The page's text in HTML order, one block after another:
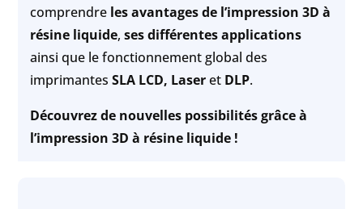
comprendre les avantages de l’impression 3D à
résine liquide,ses différentes applications
ainsi que le fonctionnement global des
imprimantesSLA LCD, Laseret DLP.
Découvrez de nouvelles possibilités grâce à
l’impression 3D à résine liquide !